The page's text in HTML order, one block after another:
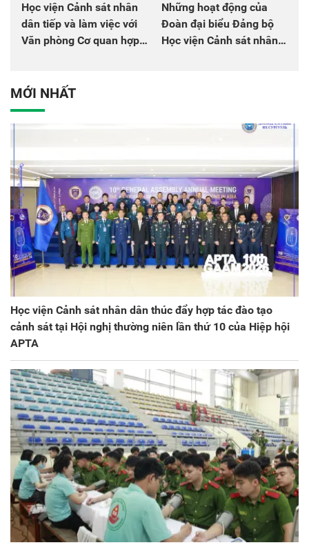
Học viện Cảnh sát nhân
dân tiếp và làm việc với
Văn phòng Cơ quan hợp
Những hoạt động của
Đoàn đại biểu Đảng bộ
Học viện Cảnh sát nhân
MỚI NHẤT
Học viện Cảnh sát nhân dân thúc đẩy hợp tác đào tạo
cảnh sát tại Hội nghị thường niên lần thứ 10 của Hiệp hội
APTA